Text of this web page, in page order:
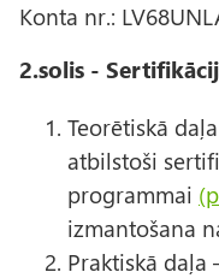
Konta nr.:
2.solis -
Teorētiskā
atbilstoši
programmai (
izmantošana
Praktiskā daļa